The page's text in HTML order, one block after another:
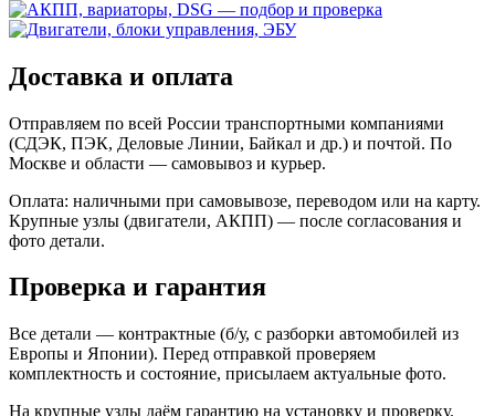
Доставка и оплата
Отправляем по всей России транспортными компаниями
(СДЭК, ПЭК, Деловые Линии, Байкал и др.) и почтой. По
Москве и области — самовывоз и курьер.
Оплата: наличными при самовывозе, переводом или на карту.
Крупные узлы (двигатели, АКПП) — после согласования и
фото детали.
Проверка и гарантия
Все детали — контрактные (б/у, с разборки автомобилей из
Европы и Японии). Перед отправкой проверяем
комплектность и состояние, присылаем актуальные фото.
На крупные узлы даём гарантию на установку и проверку.